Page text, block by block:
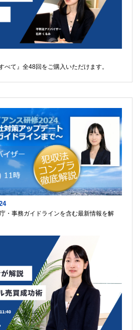
べて』全48回をご購入いただけます。
・事務ガイドラインを含む最新情報を解